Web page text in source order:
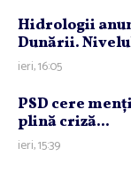
Hidrologii
Dunării.
ieri, 16:05
PSD cere
plină criză...
ieri, 15:39